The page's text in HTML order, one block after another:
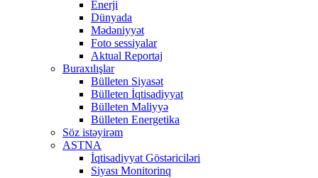
Enerji
Dünyada
Mədəniyyət
Foto sessiyalar
Aktual Reportaj
Buraxılışlar
Bülleten Siyasət
Bülleten İqtisadiyyat
Bülleten Maliyyə
Bülleten Energetika
Söz istəyirəm
ASTNA
İqtisadiyyat Göstəriciləri
Siyası Monitorinq